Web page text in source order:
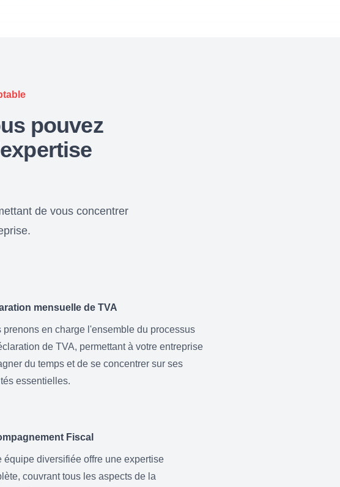
pouvez
de vous concentrer
mensuelle de TVA
prenons en charge l'ensemble du processus
de TVA, permettant à votre entreprise
du temps et de se concentrer sur ses
essentielles.
Fiscal
équipe diversifiée offre une expertise
couvrant tous les aspects de la